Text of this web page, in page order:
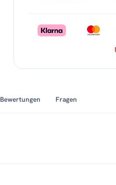
Bewertungen Fragen